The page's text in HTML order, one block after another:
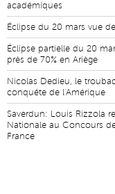
académiques
Éclipse du 20 mars vue
Éclipse partielle du 20
près de 70% en Ariège
Nicolas Dedieu, le
conquête de l'Amérique
Saverdun: Louis Rizzola
Nationale au Concours
France